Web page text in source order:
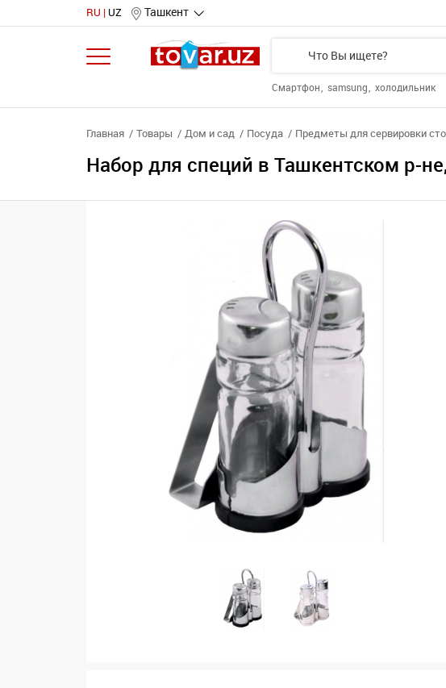
RU UZ Ташкент
Смартфон samsung холодильник
Главная Товары Дом и сад Посуда Предметы для сервировки
Набор для специй в Ташкентском р-